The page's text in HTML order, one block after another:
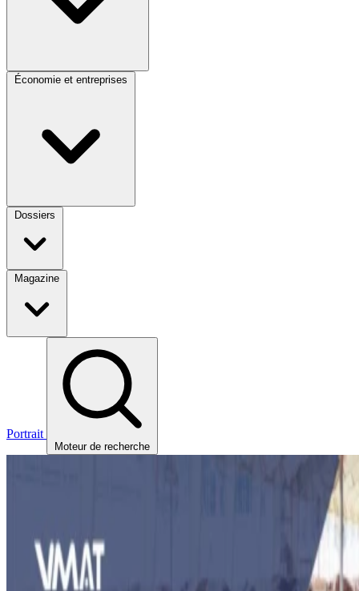
Économie et entreprises
Dossiers
Magazine
Portrait
Moteur de recherche